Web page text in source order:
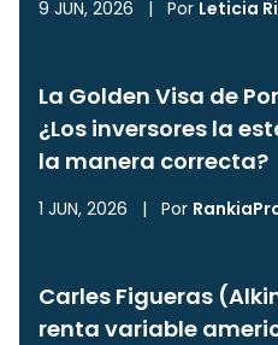
9 JUN, 2026 | Por Leticia
La Golden Visa de
¿Los inversores la
la manera correcta?
1 JUN, 2026 | Por
Carles Figueras
renta variable